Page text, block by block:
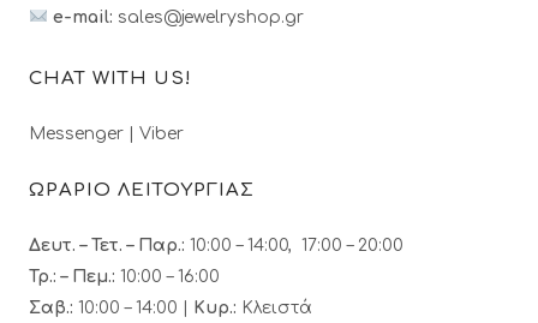
e-mail: sales@jewelryshop.gr
CHAT WITH US!
Messenger Viber
ΩΡΑΡΙΟ ΛΕΙΤΟΥΡΓΙΑΣ
Δευτ. – Τετ. – Παρ.: 10:00 – 14:00, 17:00 – 20:00
Τρ.: – Πεμ.: 10:00 – 16:00
Σαβ.: 10:00 – 14:00 | Κυρ.: Κλειστά